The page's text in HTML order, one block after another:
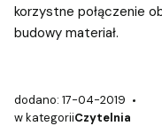
korzystne połączenie
budowy materiał.
dodano: 17-04-2019
w kategoriiCzytelnia